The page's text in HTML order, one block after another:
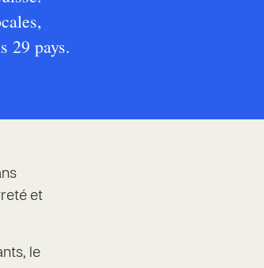
29 pays.
et
le